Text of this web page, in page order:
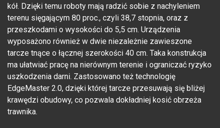
kół. Dzięki temu roboty mają radzić sobie z nachyleniem
terenu sięgającym 80 proc., czyli 38,7 stopnia, oraz z
przeszkodami o wysokości do 5,5 cm. Urządzenia
wyposażono również w dwie niezależnie zawieszone
tarcze tnące o łącznej szerokości 40 cm. Taka konstrukcja
ma ułatwiać pracę na nierównym terenie i ograniczać ryzyko
uszkodzenia darni. Zastosowano też technologię
EdgeMaster 2.0, dzięki której tarcze przesuwają się bliżej
krawędzi obudowy, co pozwala dokładniej kosić obrzeża
trawnika.